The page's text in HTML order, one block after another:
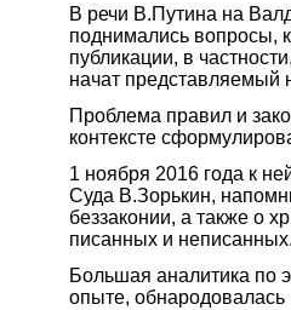
В речи В.Путина на
поднимались вопросы,
публикации, в
начат представляемый
Проблема правил и
контексте
1 ноября 2016 года к
Суда В.Зорькин,
беззаконии, а также о
писанных и
Большая аналитика по
опыте, обнародовалась